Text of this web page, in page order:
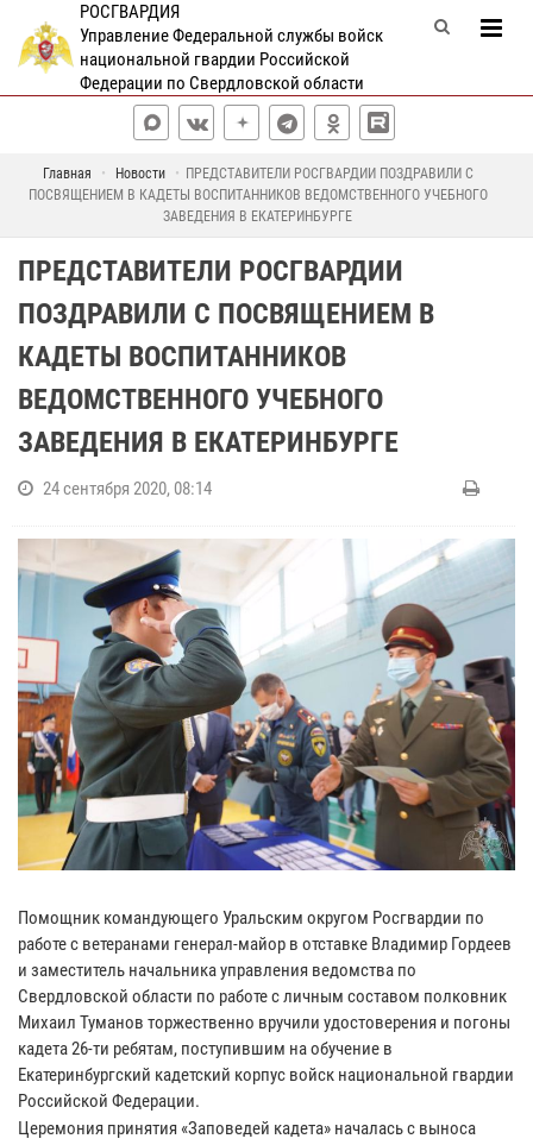
РОСГВАРДИЯ
Управление Федеральной службы войск
национальной гвардии Российской
Федерации по Свердловской области
Главная Новости
ПРЕДСТАВИТЕЛИ РОСГВАРДИИ ПОЗДРАВИЛИ С
ПОСВЯЩЕНИЕМ В КАДЕТЫ ВОСПИТАННИКОВ ВЕДОМСТВЕННОГО УЧЕБНОГО
ЗАВЕДЕНИЯ В ЕКАТЕРИНБУРГЕ
ПРЕДСТАВИТЕЛИ РОСГВАРДИИ
ПОЗДРАВИЛИ С ПОСВЯЩЕНИЕМ В
КАДЕТЫ ВОСПИТАННИКОВ
ВЕДОМСТВЕННОГО УЧЕБНОГО
ЗАВЕДЕНИЯ В ЕКАТЕРИНБУРГЕ
24 сентября 2020, 08:14
Помощник командующего Уральским округом Росгвардии по
работе с ветеранами генерал-майор в отставке Владимир Гордеев
и заместитель начальника управления ведомства по
Свердловской области по работе с личным составом полковник
Михаил Туманов торжественно вручили удостоверения и погоны
кадета 26-ти ребятам, поступившим на обучение в
Екатеринбургский кадетский корпус войск национальной гвардии
Российской Федерации.
Церемония принятия «Заповедей кадета» началась с выноса